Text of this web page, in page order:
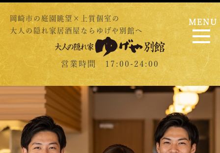
岡崎市の庭園眺望×上質個室の
大人の隠れ家居酒屋ならゆげや別館へ
営業時間 17:00-24:00
MENU